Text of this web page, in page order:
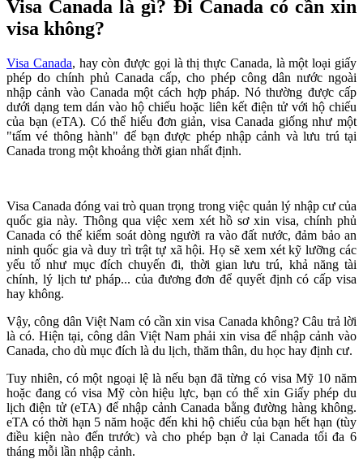
Visa Canada là gì? Đi Canada có cần xin
visa không?
Visa Canada, hay còn được gọi là thị thực Canada, là một loại giấy
phép do chính phủ Canada cấp, cho phép công dân nước ngoài
nhập cảnh vào Canada một cách hợp pháp. Nó thường được cấp
dưới dạng tem dán vào hộ chiếu hoặc liên kết điện tử với hộ chiếu
của bạn (eTA). Có thể hiểu đơn giản, visa Canada giống như một
"tấm vé thông hành" để bạn được phép nhập cảnh và lưu trú tại
Canada trong một khoảng thời gian nhất định.
Visa Canada đóng vai trò quan trọng trong việc quản lý nhập cư của
quốc gia này. Thông qua việc xem xét hồ sơ xin visa, chính phủ
Canada có thể kiểm soát dòng người ra vào đất nước, đảm bảo an
ninh quốc gia và duy trì trật tự xã hội. Họ sẽ xem xét kỹ lưỡng các
yếu tố như mục đích chuyến đi, thời gian lưu trú, khả năng tài
chính, lý lịch tư pháp... của đương đơn để quyết định có cấp visa
hay không.
Vậy, công dân Việt Nam có cần xin visa Canada không? Câu trả lời
là có. Hiện tại, công dân Việt Nam phải xin visa để nhập cảnh vào
Canada, cho dù mục đích là du lịch, thăm thân, du học hay định cư.
Tuy nhiên, có một ngoại lệ là nếu bạn đã từng có visa Mỹ 10 năm
hoặc đang có visa Mỹ còn hiệu lực, bạn có thể xin Giấy phép du
lịch điện tử (eTA) để nhập cảnh Canada bằng đường hàng không.
eTA có thời hạn 5 năm hoặc đến khi hộ chiếu của bạn hết hạn (tùy
điều kiện nào đến trước) và cho phép bạn ở lại Canada tối đa 6
tháng mỗi lần nhập cảnh.